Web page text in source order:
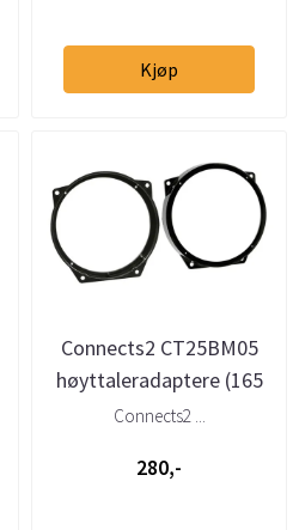
Kjøp
Connects2 CT25BM05
høyttaleradaptere (165
mm) BMW Compact /
Connects2 ...
280,-